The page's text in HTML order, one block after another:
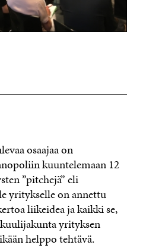
osaajaa on
kuuntelemaan 12
”pitchejä” eli
yritykselle on annettu
liikeidea ja kaikki se,
yrityksen
helppo tehtävä.